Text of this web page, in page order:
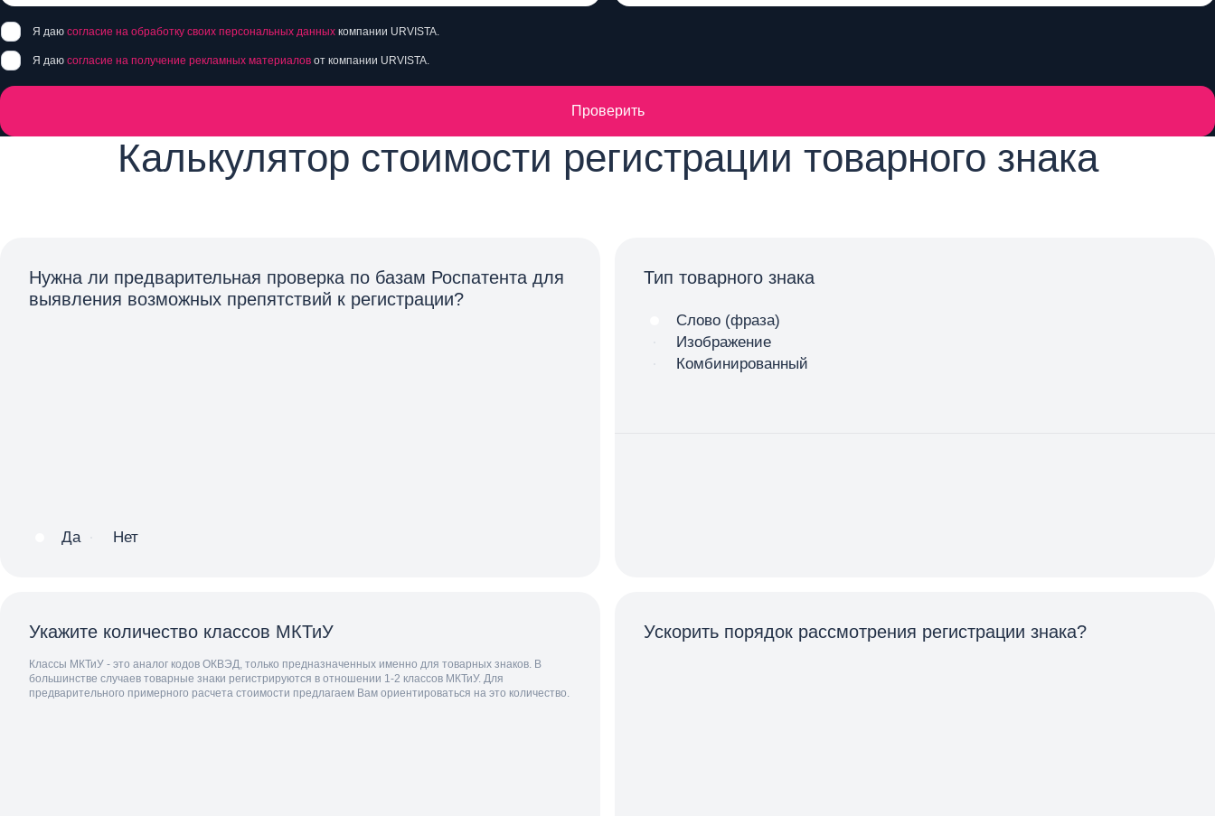
Я даю согласие на обработку своих персональных данных компании URVISTA.
Я даю согласие на получение рекламных материалов от компании URVISTA.
Проверить
Калькулятор стоимости регистрации товарного знака
Нужна ли предварительная проверка по базам Роспатента для
выявления возможных препятствий к регистрации?
Да Нет
Тип товарного знака
Слово (фраза)
Изображение
Комбинированный
Укажите количество классов МКТиУ
Классы МКТиУ - это аналог кодов ОКВЭД, только предназначенных именно для товарных знаков. В
большинстве случаев товарные знаки регистрируются в отношении 1-2 классов МКТиУ. Для
предварительного примерного расчета стоимости предлагаем Вам ориентироваться на это количество.
Ускорить порядок рассмотрения регистрации знака?